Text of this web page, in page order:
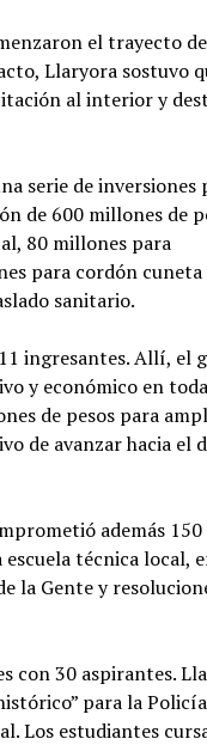
el trayecto
Llaryora sostuvo
al interior y
serie de inversiones
de 600 millones de
80 millones para
para cordón cuneta
sanitario.
ingresantes. Allí, el
y económico en
de pesos para
de avanzar hacia el
además
técnica local,
la Gente y
con 30 aspirantes.
para la
Los estudiantes